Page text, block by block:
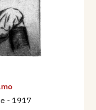
- 1917